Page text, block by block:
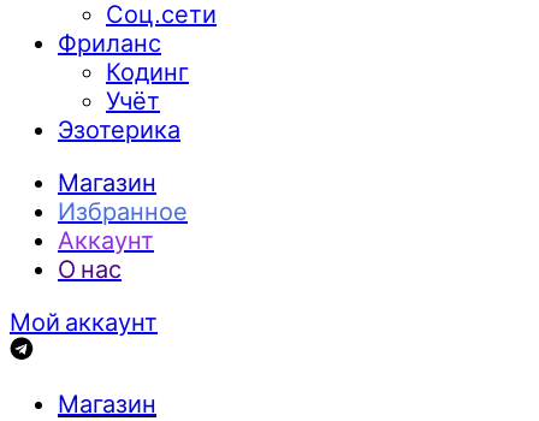
Соц.сети
Фриланс
Кодинг
Учёт
Эзотерика
Магазин
Избранное
Аккаунт
О нас
Мой аккаунт
Магазин